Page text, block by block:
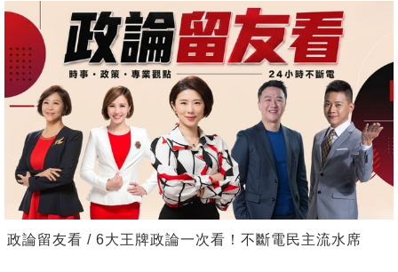
政論留友看 / 6大王牌政論一次看！不斷電民主流水席